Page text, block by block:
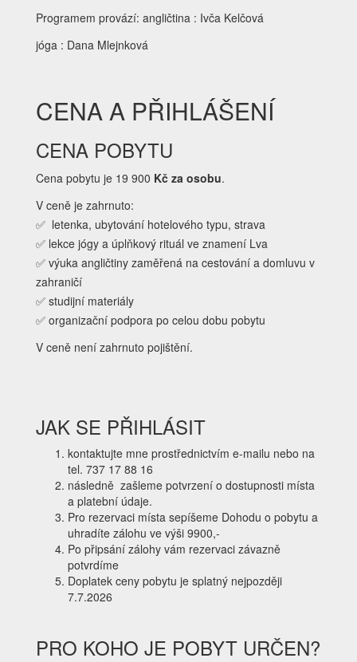
Programem provází: angličtina : Ivča Kelčová
jóga : Dana Mlejnková
CENA A PŘIHLÁŠENÍ
CENA POBYTU
Cena pobytu je 19 900 Kč za osobu.
V ceně je zahrnuto:
✅ letenka, ubytování hotelového typu, strava
✅ lekce jógy a úplňkový rituál ve znamení Lva
✅ výuka angličtiny zaměřená na cestování a domluvu v
zahraničí
✅ studijní materiály
✅ organizační podpora po celou dobu pobytu
V ceně není zahrnuto pojištění.
JAK SE PŘIHLÁSIT
kontaktujte mne prostřednictvím e-mailu nebo na
tel. 737 17 88 16
následně zašleme potvrzení o dostupnosti místa
a platební údaje.
Pro rezervaci místa sepíšeme Dohodu o pobytu a
uhradíte zálohu ve výši 9900,-
Po připsání zálohy vám rezervaci závazně
potvrdíme
Doplatek ceny pobytu je splatný nejpozději
7.7.2026
PRO KOHO JE POBYT URČEN?